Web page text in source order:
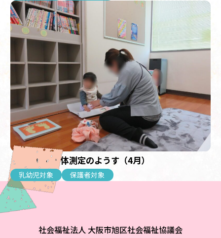
【乳幼児】身体測定のようす（4月）
乳幼児対象 保護者対象
社会福祉法人 大阪市旭区社会福祉協議会